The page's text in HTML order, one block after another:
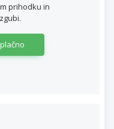
prihodku in